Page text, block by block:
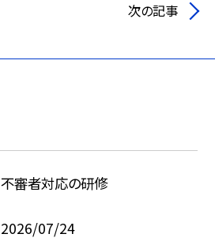
次の記事
不審者対応の研修
2026/07/24